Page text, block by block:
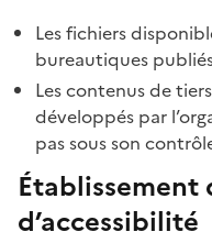
Les fichiers
bureautiques
Les contenus de
développés par
pas sous son
d’accessibilité